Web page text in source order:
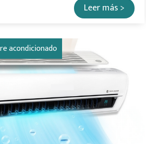
Leer más >
acondicionado